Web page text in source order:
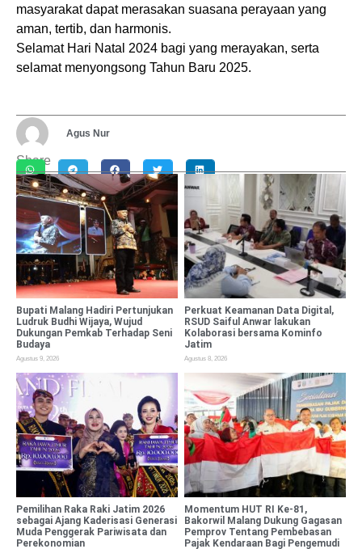
masyarakat dapat merasakan suasana perayaan yang
aman, tertib, dan harmonis.
Selamat Hari Natal 2024 bagi yang merayakan, serta
selamat menyongsong Tahun Baru 2025.
Agus Nur
Share
Bupati Malang Hadiri Pertunjukan
Ludruk Budhi Wijaya, Wujud
Dukungan Pemkab Terhadap Seni
Budaya
Agustus 9, 2026
Perkuat Keamanan Data Digital,
RSUD Saiful Anwar lakukan
Kolaborasi bersama Kominfo
Jatim
Agustus 8, 2026
Pemilihan Raka Raki Jatim 2026
sebagai Ajang Kaderisasi Generasi
Muda Penggerak Pariwisata dan
Perekonomian
Momentum HUT RI Ke-81,
Bakorwil Malang Dukung Gagasan
Pemprov Tentang Pembebasan
Pajak Kendaraan Bagi Pengemudi